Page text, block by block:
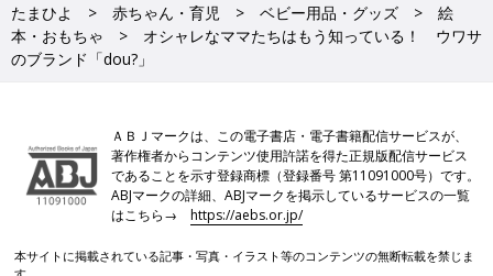
たまひよ 赤ちゃん・育児 ベビー用品・グッズ
絵
本・おもちゃ
オシャレなママたちはもう知っている！ ウワサ
のブランド「dou?」
ＡＢＪマークは、この電子書店・電子書籍配信サービスが、
著作権者からコンテンツ使用許諾を得た正規版配信サービス
であることを示す登録商標（登録番号 第11091000号）です。
ABJマークの詳細、ABJマークを掲示しているサービスの一覧
はこちら→https://aebs.or.jp/
本サイトに掲載されている記事・写真・イラスト等のコンテンツの無断転載を禁じま